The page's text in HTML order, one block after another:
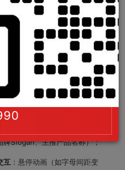
与商业授权，尤其注意中文字体版
需单独购买）。
牌Slogan、主推产品名称）；
互 ：悬停动画（如字母间距变